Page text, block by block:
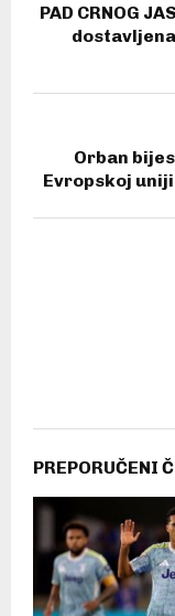
PAD CRNOG
Orban
Evropskoj
PREPORUČENI